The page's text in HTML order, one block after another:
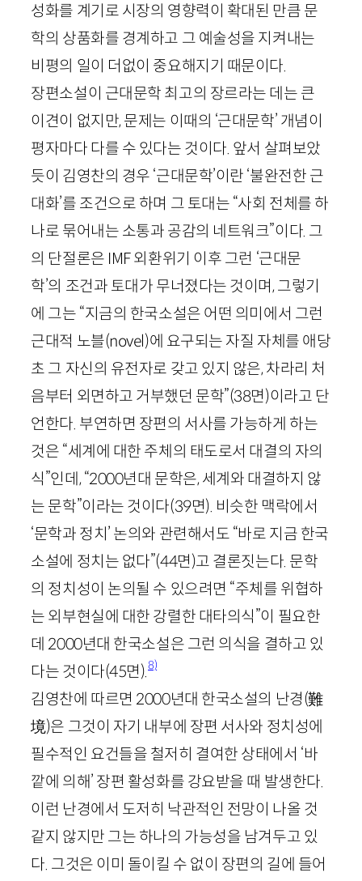
성화를 계기로 시장의 영향력이 확대된 만큼 문
학의 상품화를 경계하고 그 예술성을 지켜내는
비평의 일이 더없이 중요해지기 때문이다.
장편소설이 근대문학 최고의 장르라는 데는 큰
이견이 없지만, 문제는 이때의 ‘근대문학’ 개념이
평자마다 다를 수 있다는 것이다. 앞서 살펴보았
듯이 김영찬의 경우 ‘근대문학’이란 ‘불완전한 근
대화’를 조건으로 하며 그 토대는 “사회 전체를 하
나로 묶어내는 소통과 공감의 네트워크”이다. 그
의 단절론은 IMF외환위기 이후 그런 ‘근대문
학’의 조건과 토대가 무너졌다는 것이며, 그렇기
에 그는 “지금의 한국소설은 어떤 의미에서 그런
근대적 노블(novel )에 요구되는 자질 자체를 애당
초 그 자신의 유전자로 갖고 있지 않은, 차라리 처
음부터 외면하고 거부했던 문학”(38면)이라고 단
언한다. 부연하면 장편의 서사를 가능하게 하는
것은 “세계에 대한 주체의 태도로서 대결의 자의
식”인데, “2000년대 문학은, 세계와 대결하지 않
는 문학”이라는 것이다(39면). 비슷한 맥락에서
‘문학과 정치’ 논의와 관련해서도 “바로 지금 한국
소설에 정치는 없다”(44면)고 결론짓는다. 문학
의 정치성이 논의될 수 있으려면 “주체를 위협하
는 외부현실에 대한 강렬한 대타의식”이 필요한
데 2000년대 한국소설은 그런 의식을 결하고 있
다는 것이다(45면).8)
김영찬에 따르면 2000년대 한국소설의 난경(難
境)은 그것이 자기 내부에 장편 서사와 정치성에
필수적인 요건들을 철저히 결여한 상태에서 ‘바
깥에 의해’ 장편 활성화를 강요받을 때 발생한다.
이런 난경에서 도저히 낙관적인 전망이 나올 것
같지 않지만 그는 하나의 가능성을 남겨두고 있
다. 그것은 이미 돌이킬 수 없이 장편의 길에 들어